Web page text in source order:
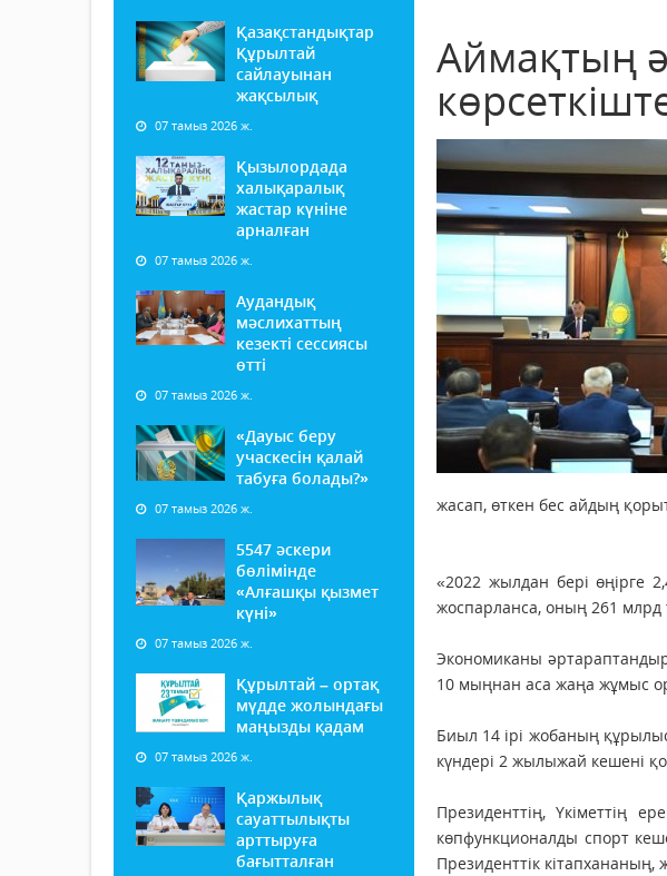
Қазақстандықтар
Құрылтай
сайлауынан
жақсылық
07 тамыз 2026 ж.
Қызылордада
халықаралық
жастар күніне
арналған
07 тамыз 2026 ж.
Аудандық
мәслихаттың
кезекті сессиясы
өтті
07 тамыз 2026 ж.
«Дауыс беру
учаскесін қалай
табуға болады?»
07 тамыз 2026 ж.
5547 әскери
бөлімінде
«Алғашқы қызмет
күні»
07 тамыз 2026 ж.
Құрылтай – ортақ
мүдде жолындағы
маңызды қадам
07 тамыз 2026 ж.
Қаржылық
сауаттылықты
арттыруға
бағытталған
Аймақтың
жасап, өткен бес айдың
«2022 жылдан бері өңірге
жоспарланса, оның 261 млрд
Экономиканы
10 мыңнан аса жаңа жұмыс
Биыл 14 ірі жобаның
күндері 2 жылыжай кешені
Президенттің, Үкіметтің
көпфункционалды спорт
Президенттік